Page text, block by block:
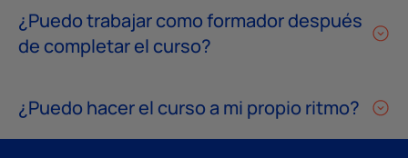
¿Puedo trabajar como formador después
de completar el curso?
¿Puedo hacer el curso a mi propio ritmo?